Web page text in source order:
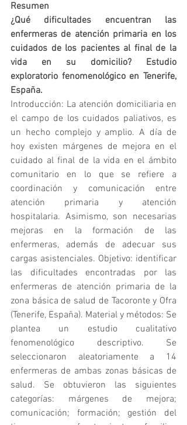
Resumen
¿Qué dificultades encuentran las
enfermeras de atención primaria en los
cuidados de los pacientes al final de la
vida en su domicilio? Estudio
exploratorio fenomenológico en Tenerife,
España.
Introducción: La atención domiciliaria en
el campo de los cuidados paliativos, es
un hecho complejo y amplio. A día de
hoy existen márgenes de mejora en el
cuidado al final de la vida en el ámbito
comunitario en lo que se refiere a
coordinación y comunicación entre
atención primaria y atención
hospitalaria. Asimismo, son necesarias
mejoras en la formación de las
enfermeras, además de adecuar sus
cargas asistenciales. Objetivo: identificar
las dificultades encontradas por las
enfermeras de atención primaria de la
zona básica de salud de Tacoronte y Ofra
(Tenerife, España). Material y métodos: Se
plantea un estudio cualitativo
fenomenológico descriptivo. Se
seleccionaron aleatoriamente a 14
enfermeras de ambas zonas básicas de
salud. Se obtuvieron las siguientes
categorías: márgenes de mejora;
comunicación; formación; gestión del